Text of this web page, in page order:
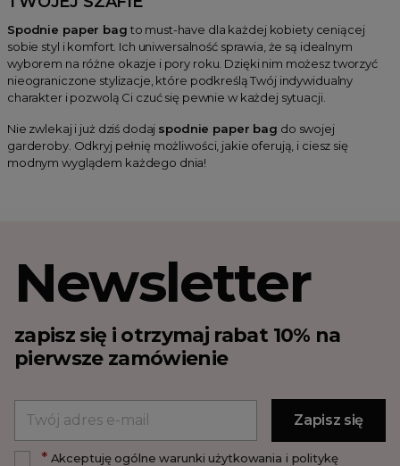
Spodnie paper bag to must-have dla każdej kobiety ceniącej
sobie styl i komfort. Ich uniwersalność sprawia, że są idealnym
wyborem na różne okazje i pory roku. Dzięki nim możesz tworzyć
nieograniczone stylizacje, które podkreślą Twój indywidualny
charakter i pozwolą Ci czuć się pewnie w każdej sytuacji.
Nie zwlekaj i już dziś dodaj spodnie paper bag do swojej
garderoby. Odkryj pełnię możliwości, jakie oferują, i ciesz się
modnym wyglądem każdego dnia!
Newsletter
zapisz się i otrzymaj rabat 10% na
pierwsze zamówienie
*Akceptuję ogólne warunki użytkowania i politykę